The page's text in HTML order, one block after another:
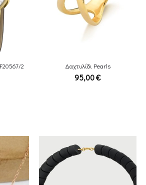
2 Δαχτυλίδι Pearls
95,00€